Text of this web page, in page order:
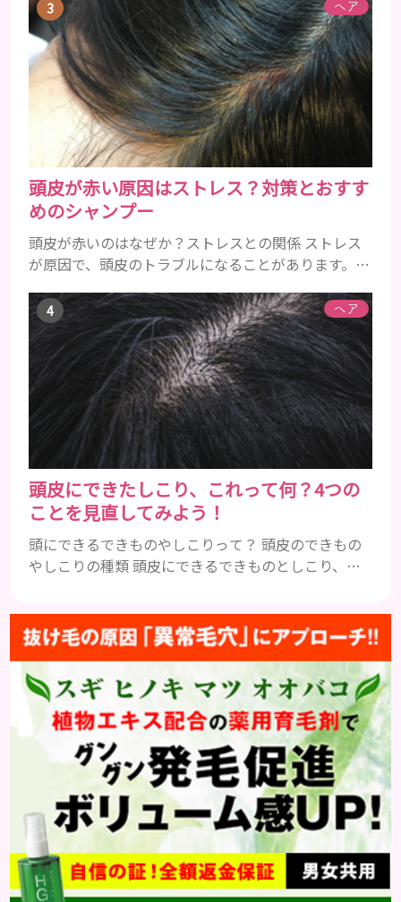
まれるアレルギーを起こすおそれのある成分 まず、
普段お使いの歯磨き粉に含まれているどの成分にア
レルギーを引き起こすおそれがあるのかを説明しま
すね。 •フッ素･･･歯の表面のエナメルを守り強くし
たり、虫歯と防ぐ働きを持つ成分 •香味料 ･･･歯磨き
粉の風味や爽...
ヘア
頭皮が赤い原因はストレス？対策とおすす
めのシャンプー
頭皮が赤いのはなぜか？ストレスとの関係 ストレス
が原因で、頭皮のトラブルになることがあります。頭
トレス ストレスを多く感じると、交感神経が優位に
働きます。そのため、皮脂の分泌量が増えて炎症が起
きやすくなります。さらに、血行不良になり栄養が行
き届きません。ストレス解消は、頭皮の健康に大切
です。 アトピー性皮膚炎 頭皮が赤い状態は、アトピ
ー皮膚炎の可能...
ヘア
頭皮にできたしこり、これって何？4つの
ことを見直してみよう！
頭にできるできものやしこりって？ 頭皮のできもの
やしこりの種類 頭皮にできるできものとしこり、と
も違いますし、症状や種類によっても違います。まず
はどんな病気なのか、よりも、どんな種類のできも
のやしこりがあるのかを解説いきましょう。 水疱 ご
存知の方もいらっしゃるかと思いますが、すいほ
う、と読みます。これは表皮や表皮下にできるもので
す。表皮は0.2mmほ...